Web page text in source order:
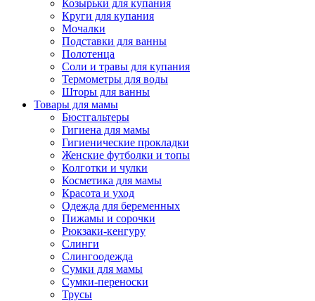
Козырьки для купания
Круги для купания
Мочалки
Подставки для ванны
Полотенца
Соли и травы для купания
Термометры для воды
Шторы для ванны
Товары для мамы
Бюстгальтеры
Гигиена для мамы
Гигиенические прокладки
Женские футболки и топы
Колготки и чулки
Косметика для мамы
Красота и уход
Одежда для беременных
Пижамы и сорочки
Рюкзаки-кенгуру
Слинги
Слингоодежда
Сумки для мамы
Сумки-переноски
Трусы